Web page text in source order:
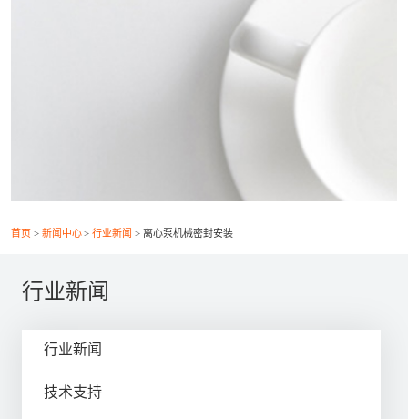
021-56037469
首页 新闻中心 行业新闻 离心泵机械密封安装
行业新闻
行业新闻
技术支持